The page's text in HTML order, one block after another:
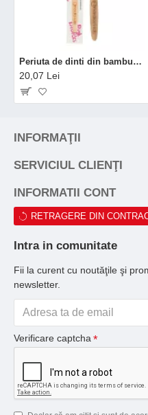
Periuta de dinti din bambus pentru copii, roz, Nordics
20,07 Lei
INFORMAŢII
SERVICIUL CLIENŢI
INFORMATII CONT
RETRAGERE DIN
Intra in comunitate
Fii la curent cu noutăţile şi
newsletter.
Verificare captcha